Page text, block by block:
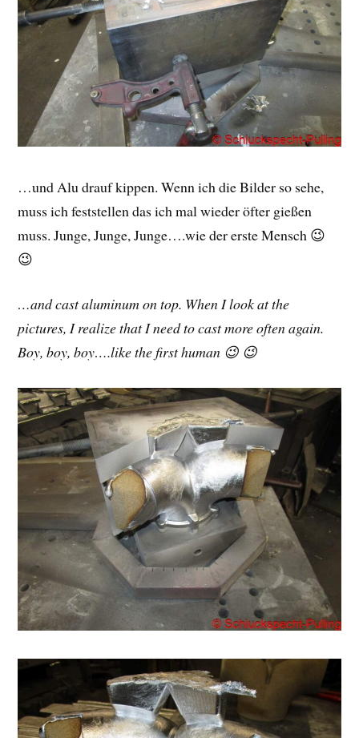
…und Alu drauf kippen. Wenn ich die Bilder so sehe,
muss ich feststellen das ich mal wieder öfter gießen
muss. Junge, Junge, Junge….wie der erste Mensch 😉
😉
…and cast aluminum on top. When I look at the
pictures, I realize that I need to cast more often again.
Boy, boy, boy….like the first human 😉 😉